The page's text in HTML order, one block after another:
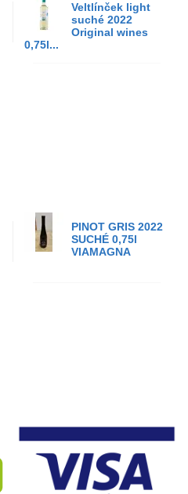
Veltlínček light
suché 2022
Original wines
0,75l...
PINOT GRIS 2022
SUCHÉ 0,75l
VIAMAGNA